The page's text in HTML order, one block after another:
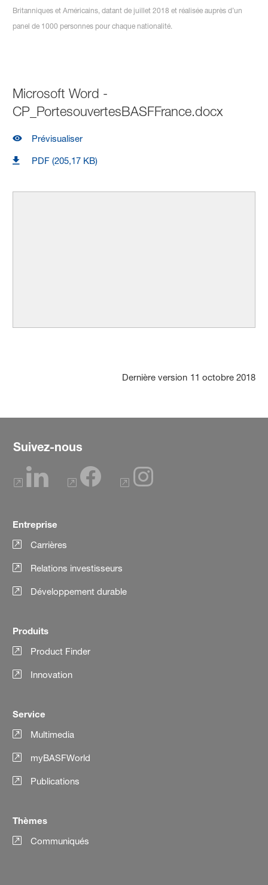
Britanniques et Américains, datant de juillet 2018 et réalisée auprès d’un
panel de 1000 personnes pour chaque nationalité.
Microsoft Word -
CP_PortesouvertesBASFFrance.docx
Prévisualiser
PDF (205,17 KB)
Dernière version 11 octobre 2018
Suivez-nous
Entreprise
Carrières
Relations investisseurs
Développement durable
Produits
Product Finder
Innovation
Service
Multimedia
myBASFWorld
Publications
Thèmes
Communiqués